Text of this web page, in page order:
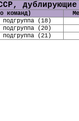
команд)
(18 )
(20 )
(21 )